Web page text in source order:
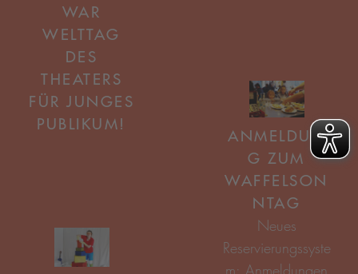
WAR
WELTTAG
DES
THEATERS
FÜR JUNGES
PUBLIKUM!
ANMELDUN
G ZUM
WAFFELSON
NTAG